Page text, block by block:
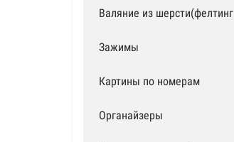
Валяние из шерсти(фелтинг)
Зажимы
Картины по номерам
Органайзеры